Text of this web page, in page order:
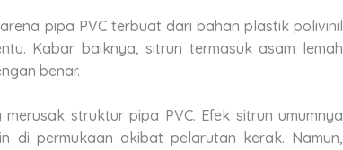
pipa PVC terbuat dari bahan plastik polivinil
Kabar baiknya, sitrun termasuk asam lemah
benar.
struktur pipa PVC. Efek sitrun umumnya
di permukaan akibat pelarutan kerak. Namun,